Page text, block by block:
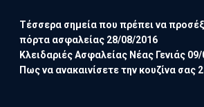
Τέσσερα σημεία που πρέπει να
πόρτα ασφαλείας 28/08/2016
Κλειδαριές Ασφαλείας Νέας Γενιάς 09/
Πως να ανακαινίσετε την κουζίνα σας